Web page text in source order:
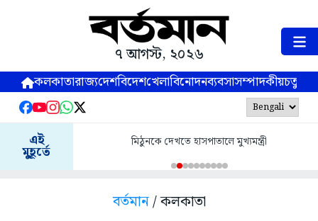
৭ আগস্ট, ২০২৬
কলকাতারাজ্যদেশবিদেশখেলাবিনোদনব্যবসাসম্পাদকীয়
এই
মুহূর্তে
মিঠুনকে দেখতে হাসপাতালে মুখ্যমন্ত্রী
বর্তমান/ কলকাতা